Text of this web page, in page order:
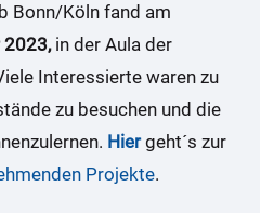
Bonn/Köln fand am
2023,in der Aula der
Interessierte waren zu
zu besuchen und die
Hiergeht´s zur
Projekte.